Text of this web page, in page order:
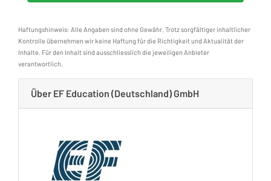
Haftungshinweis: Alle Angaben sind ohne Gewähr. Trotz sorgfältiger inhaltlicher
Kontrolle übernehmen wir keine Haftung für die Richtigkeit und Aktualität der
Inhalte. Für den Inhalt sind ausschliesslich die jeweiligen Anbieter
verantwortlich.
Über EF Education (Deutschland) GmbH